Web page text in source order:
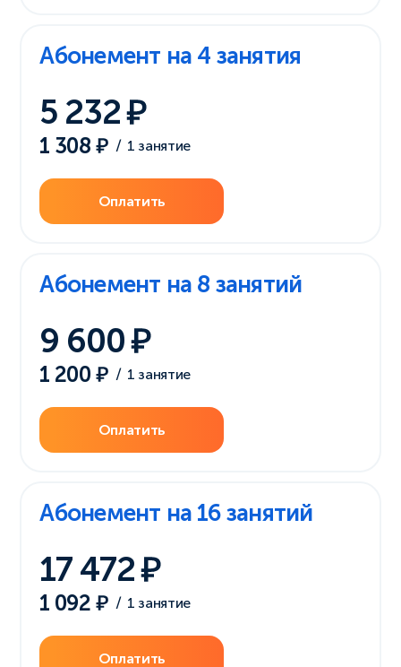
Абонемент на 4 занятия
5 232
1 308 / 1 занятие
Оплатить
Абонемент на 8 занятий
9 600
1 200 / 1 занятие
Оплатить
Абонемент на 16 занятий
17 472
1 092 / 1 занятие
Оплатить